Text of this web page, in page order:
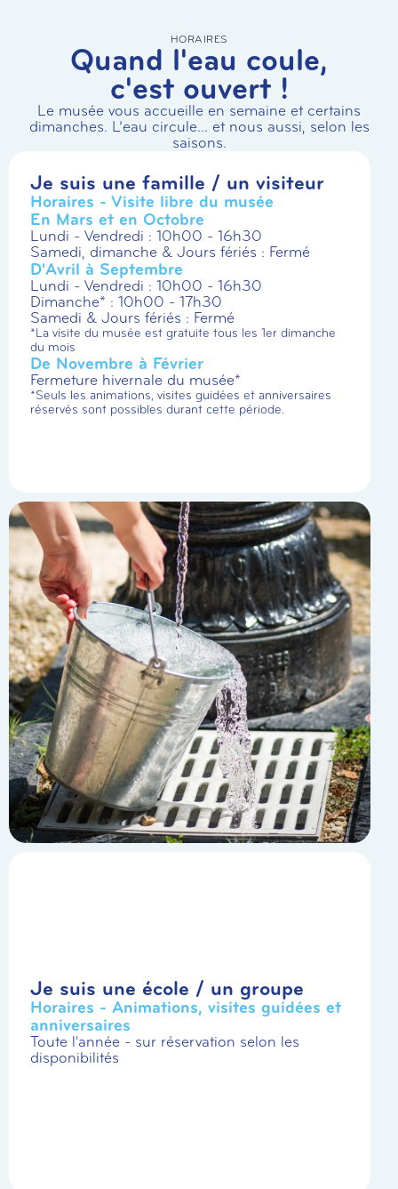
HORAIRES
Quand l'eau coule,
c'est ouvert !
Le musée vous accueille en semaine et certains
dimanches. L’eau circule… et nous aussi, selon les
saisons.
Je suis une famille / un visiteur
Horaires - Visite libre du musée
En Mars et en Octobre
Lundi - Vendredi : 10h00 - 16h30
Samedi, dimanche & Jours fériés : Fermé
D'Avril à Septembre
Lundi - Vendredi : 10h00 - 16h30
Dimanche* : 10h00 - 17h30
Samedi & Jours fériés : Fermé
*La visite du musée est gratuite tous les 1er dimanche
du mois
De Novembre à Février
Fermeture hivernale du musée*
*Seuls les animations, visites guidées et anniversaires
réservés sont possibles durant cette période.
Je suis une école / un groupe
Horaires - Animations, visites guidées et
anniversaires
Toute l'année - sur réservation selon les
disponibilités